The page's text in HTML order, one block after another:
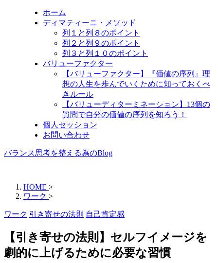
ホーム
ディマティーニ・メソッド
列１と列８のポイント
列２と列９のポイント
列３と列１０のポイント
バリューファクター
【バリューファクター】『価値の序列』理
想の人生を歩んでいくために知っておくべ
きルール
【バリューディターミネーション】13個の
質問で自分の価値の序列を知ろう！
個人セッション
お問い合わせ
バランス思考を整える為のBlog
HOME >
ワーク >
ワーク 引き寄せの法則 自己肯定感
【引き寄せの法則】セルフイメージを
劇的に上げるために必要な習慣